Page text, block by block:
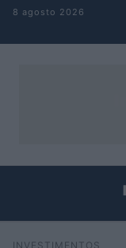
Pular para o conteúdo
8 agosto 2026
INVESTIMENTOS